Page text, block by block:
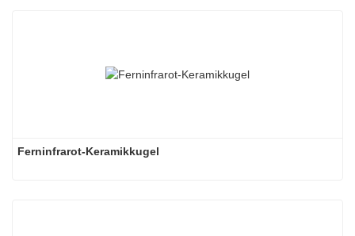
Ferninfrarot-Keramikkugel